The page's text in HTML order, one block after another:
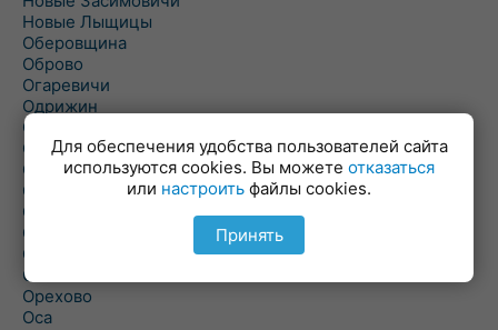
Новые Лыщицы
Оберовщина
Оброво
Огаревичи
Одрижин
Оздамичи
Озяты
Олтуш
Ольманы
Ольпень
Ольшаны
Омельная
Ополь
Орехово
Оса
Для обеспечения удобства пользователей сайта
используются cookies. Вы можете отказаться
или настроить файлы cookies.
Принять